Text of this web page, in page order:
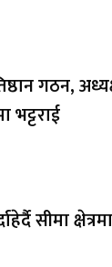
गठन,
भट्टराई
सीमा